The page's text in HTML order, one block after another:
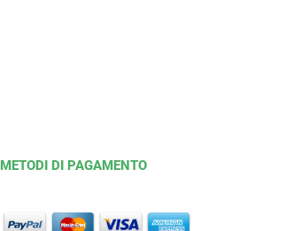
METODI DI PAGAMENTO